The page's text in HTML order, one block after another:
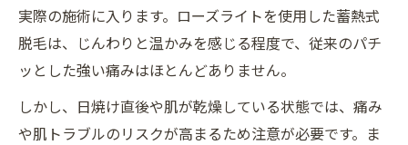
実際の施術に入ります。ローズライトを使用した蓄熱式
脱毛は、じんわりと温かみを感じる程度で、従来のパチ
ッとした強い痛みはほとんどありません。
しかし、日焼け直後や肌が乾燥している状態では、痛み
や肌トラブルのリスクが高まるため注意が必要です。ま